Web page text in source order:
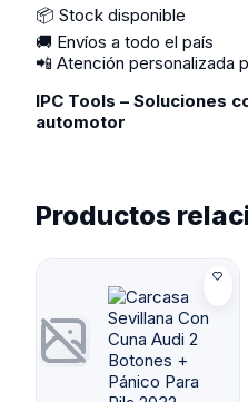
📦 Stock disponible
🚚 Envíos a todo el país
📲 Atención personalizada
IPC Tools – Soluciones
automotor
Productos